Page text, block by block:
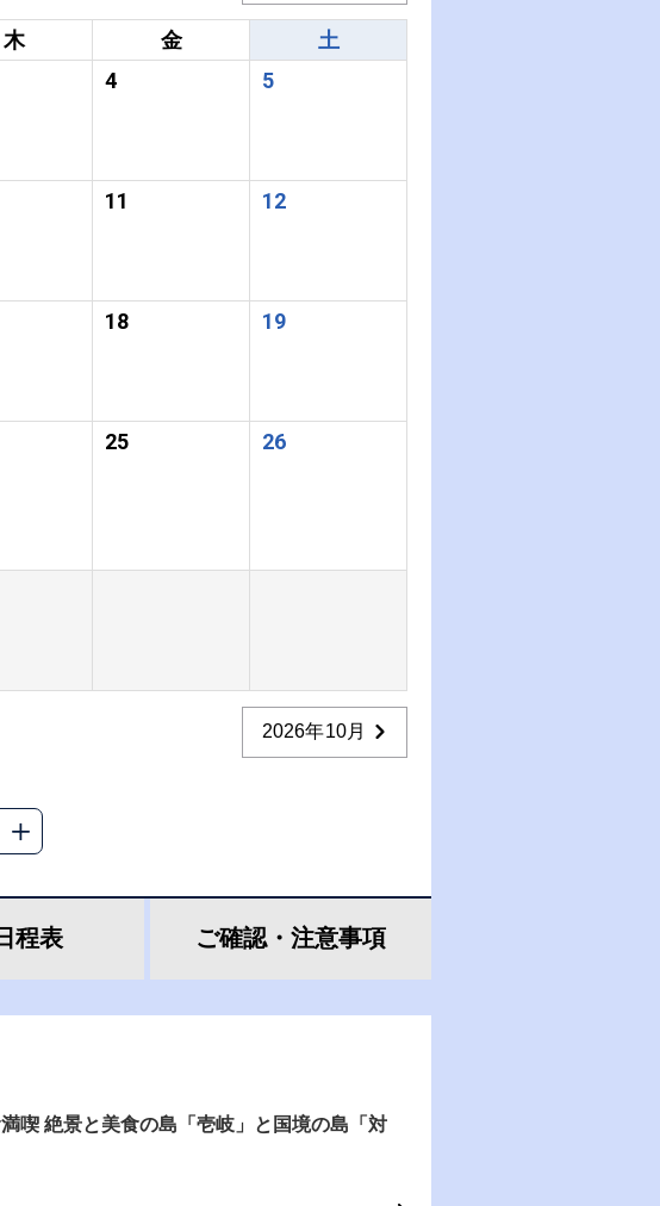
木 金
土
4 5
11 12
18 19
25 26
2026年10月
程表 ご確認・ 注意事項
喫 絶景と美食の島「壱岐」と国境の島「対